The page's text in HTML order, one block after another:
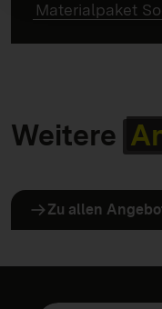
Materialpaket
Weitere
Zu allen